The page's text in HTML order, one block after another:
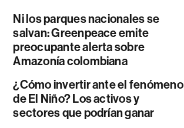
Ni los parques nacionales se
salvan: Greenpeace emite
preocupante alerta sobre
Amazonía colombiana
¿Cómo invertir ante el fenómeno
de El Niño? Los activos y
sectores que podrían ganar